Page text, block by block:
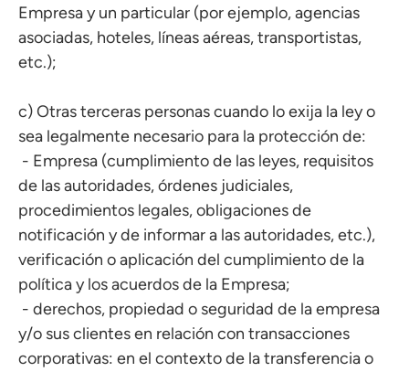
Empresa y un particular (por ejemplo, agencias
asociadas, hoteles, líneas aéreas, transportistas,
etc.);
c) Otras terceras personas cuando lo exija la ley o
sea legalmente necesario para la protección de:
- Empresa (cumplimiento de las leyes, requisitos
de las autoridades, órdenes judiciales,
procedimientos legales, obligaciones de
notificación y de informar a las autoridades, etc.),
verificación o aplicación del cumplimiento de la
política y los acuerdos de la Empresa;
- derechos, propiedad o seguridad de la empresa
y/o sus clientes en relación con transacciones
corporativas: en el contexto de la transferencia o